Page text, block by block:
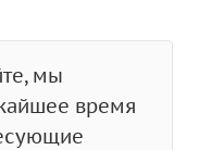
мы
время